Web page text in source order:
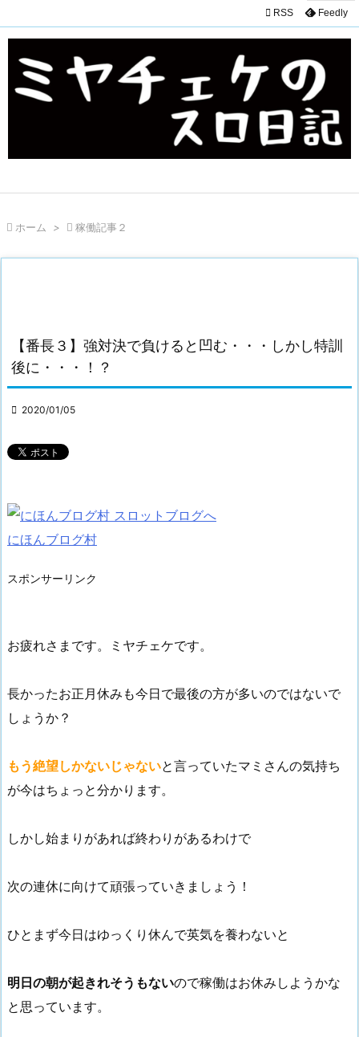
 RSS Feedly
 ホーム >  稼働記事２
【番長３】強対決で負けると凹む・・・しかし特訓
後に・・・！？
 2020/01/05
にほんブログ村
スポンサーリンク
お疲れさまです。ミヤチェケです。
長かったお正月休みも今日で最後の方が多いのではないで
しょうか？
もう絶望しかないじゃないと言っていたマミさんの気持ち
が今はちょっと分かります。
しかし始まりがあれば終わりがあるわけで
次の連休に向けて頑張っていきましょう！
ひとまず今日はゆっくり休んで英気を養わないと
明日の朝が起きれそうもないので稼働はお休みしようかな
と思っています。